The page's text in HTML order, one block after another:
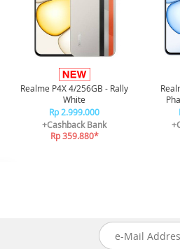
Realme P4X 4/256GB - Rally
White
Rp 2.999.000
+Cashback Bank
Rp 359.880*